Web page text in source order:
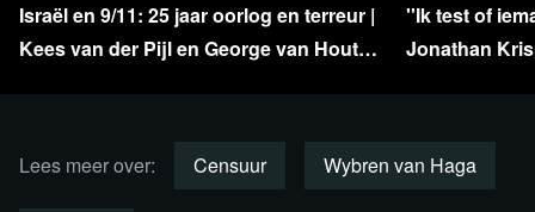
zaal hebben opgesteld die alles vastleggen.
Israël en 9/11: 25 jaar oorlog en terreur |
Kees van der Pijl en George van Houts -
''Ik test of
Jonathan
Lees meer over: Censuur Wybren van Haga